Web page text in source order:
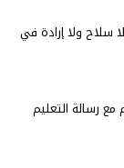
سلاح ولا إرادة في
رسالة التعليم